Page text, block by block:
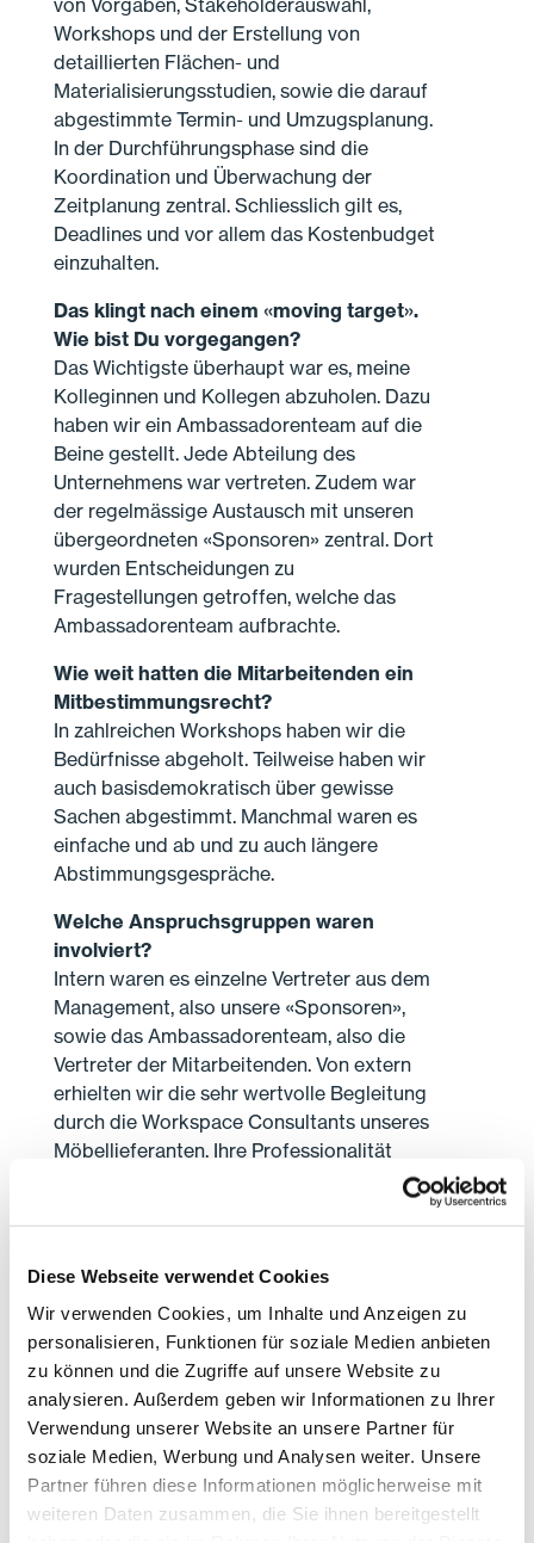
Diese Webseite verwendet Cookies
Wir verwenden Cookies, um Inhalte und Anzeigen zu
personalisieren, Funktionen für soziale Medien anbieten
zu können und die Zugriffe auf unsere Website zu
analysieren. Außerdem geben wir Informationen zu Ihrer
Verwendung unserer Website an unsere Partner für
soziale Medien, Werbung und Analysen weiter. Unsere
Partner führen diese Informationen möglicherweise mit
weiteren Daten zusammen, die Sie ihnen bereitgestellt
Workshops und der Erstellung von
detaillierten Flächen- und
Materialisierungsstudien, sowie die darauf
abgestimmte Termin- und Umzugsplanung.
In der Durchführungsphase sind die
Koordination und Überwachung der
Zeitplanung zentral. Schliesslich gilt es,
Deadlines und vor allem das Kostenbudget
einzuhalten.
Das klingt nach einem «moving target».
Wie bist Du vorgegangen?
Das Wichtigste überhaupt war es, meine
Kolleginnen und Kollegen abzuholen. Dazu
haben wir ein Ambassadorenteam auf die
Beine gestellt. Jede Abteilung des
Unternehmens war vertreten. Zudem war
der regelmässige Austausch mit unseren
übergeordneten «Sponsoren» zentral. Dort
wurden Entscheidungen zu
Fragestellungen getroffen, welche das
Ambassadorenteam aufbrachte.
Wie weit hatten die Mitarbeitenden ein
Mitbestimmungsrecht?
In zahlreichen Workshops haben wir die
Bedürfnisse abgeholt. Teilweise haben wir
auch basisdemokratisch über gewisse
Sachen abgestimmt. Manchmal waren es
einfache und ab und zu auch längere
Abstimmungsgespräche.
Welche Anspruchsgruppen waren
involviert?
Intern waren es einzelne Vertreter aus dem
Management, also unsere «Sponsoren»,
sowie das Ambassadorenteam, also die
Vertreter der Mitarbeitenden. Von extern
erhielten wir die sehr wertvolle Begleitung
durch die Workspace Consultants unseres
Möbellieferanten. Ihre Professionalität
zusammen mit ihrer Kreativität hat uns sehr